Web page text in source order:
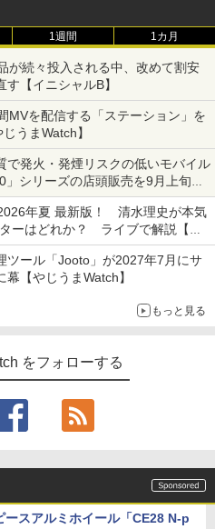
1週間 1カ月
が続々投入される中、改めて割安
【イニシャルB】
MVを配信する「ステーション」を
うまWatch】
で発火・発煙リスクの低いモバイル
シリーズの店頭販売を9月上旬に
年夏 最新版！ 清水理史が本気
ーはどれか？ ライブで解説【清
ンネル】
ツール「Jooto」が2027年7月にサ
【やじうまWatch】
もっと見る
をフォローする
ースアルミホイール「CE28 N-p